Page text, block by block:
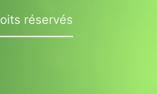
réservés